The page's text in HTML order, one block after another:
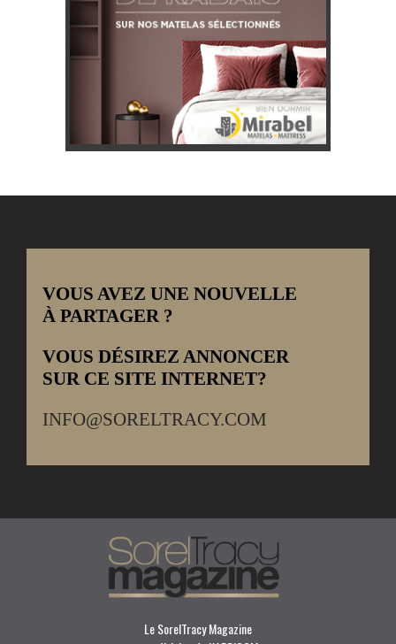
VOUS AVEZ UNE NOUVELLE
À PARTAGER ?
VOUS DÉSIREZ ANNONCER
SUR CE SITE INTERNET?
INFO@SORELTRACY.COM
Le SorelTracy Magazine